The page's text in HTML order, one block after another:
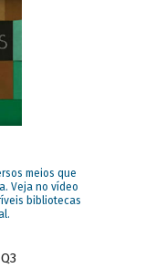
meios que
Veja no vídeo
bibliotecas